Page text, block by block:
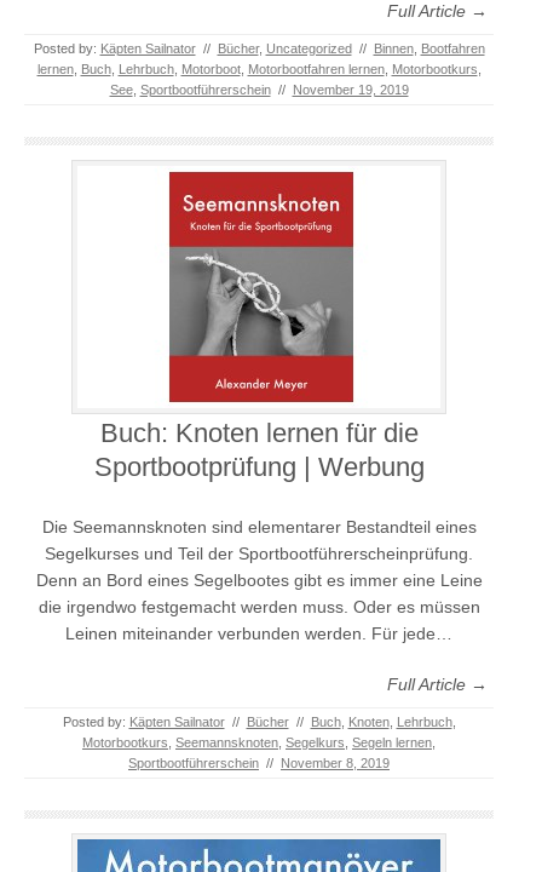
Full Article →
Posted by: Käpten Sailnator // Bücher, Uncategorized // Binnen, Bootfahren
lernen, Buch, Lehrbuch, Motorboot, Motorbootfahren lernen, Motorbootkurs
See, Sportbootführerschein // November 19, 2019
Buch: Knoten lernen für die
Sportbootprüfung | Werbung
Die Seemannsknoten sind elementarer Bestandteil eines
Segelkurses und Teil der Sportbootführerscheinprüfung.
Denn an Bord eines Segelbootes gibt es immer eine Leine
die irgendwo festgemacht werden muss. Oder es müssen
Leinen miteinander verbunden werden. Für jede…
Full Article →
Posted by: Käpten Sailnator // Bücher // Buch, Knoten, Lehrbuch,
Motorbootkurs Seemannsknoten Segelkurs Segeln lernen
Sportbootführerschein // November 8, 2019